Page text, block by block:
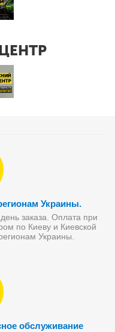
Украины.
заказа. Оплата при
по Киеву и Киевской
Украины.
обслуживание